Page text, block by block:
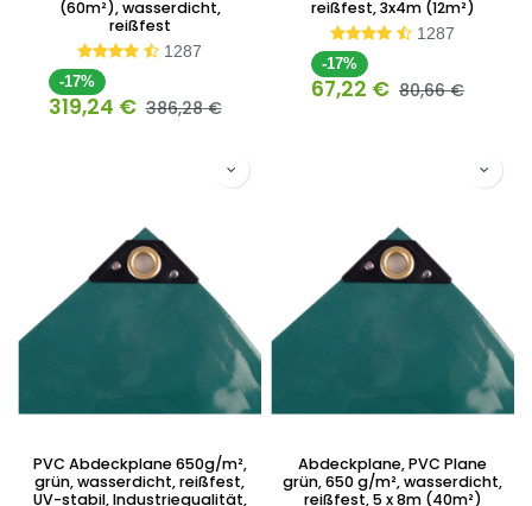
(60m²), wasserdicht,
reißfest
1287
-17%
319,24 € 386,28€
reißfest, 3x4m (12m²)
1287
-17%
67,22 € 80,66€
PVC Abdeckplane 650g/m²,
grün, wasserdicht, reißfest,
UV-stabil, Industriequalität,
Abdeckplane, PVC Plane
grün, 650 g/m², wasserdicht,
reißfest, 5 x 8m (40m²)